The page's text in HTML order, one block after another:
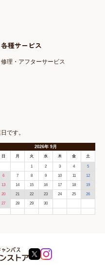
各種サービス
修理・アフターサービス
です。
2026年9月
日 月 火 水 木 金 土
1 2 3 4 5
6 7 8 9 10 11 12
13 14 15 16 17 18 19
20 21 22 23 24 25 26
27 28 29 30